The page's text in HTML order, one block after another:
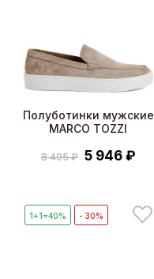
Полуботинки мужские
MARCO TOZZI
8 495 ₽ 5 946 ₽
1+1=40% - 30%